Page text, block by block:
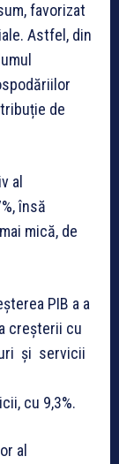
favorizat
Astfel, din
de
al
însă
mică, de
PIB a a
creşterii cu
şi servicii
cu 9,3%.
al